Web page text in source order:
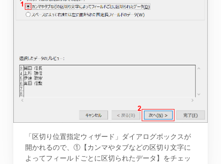
「区切り位置指定ウィザード」ダイアログボックスが
開かれるので、①【カンマやタブなどの区切り文字に
よってフィールドごとに区切られたデータ】をチェッ